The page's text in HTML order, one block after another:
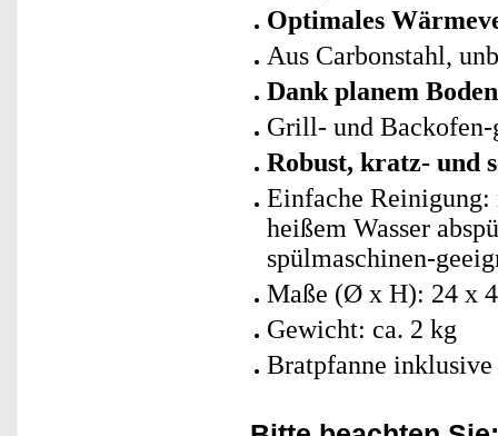
Optimales
Aus Carbonstahl,
Dank planem
Grill- und Backofen-
Robust, kratz- und
Einfache Reinigung:
heißem Wasser
spülmaschinen-
Maße (Ø x H): 24 x
Gewicht: ca. 2 kg
Bratpfanne